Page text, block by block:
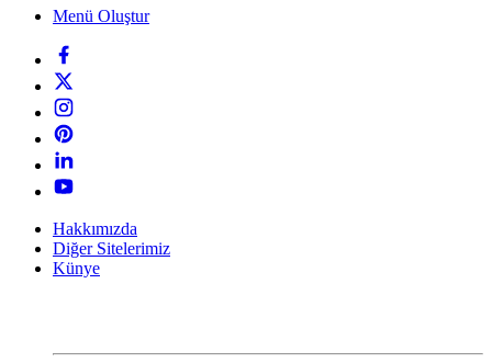
Menü Oluştur
Hakkımızda
Diğer Sitelerimiz
Künye